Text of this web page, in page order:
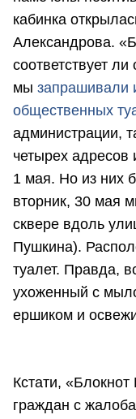
кабинка
Александрова.
соответствует
мы запрашивали
общественных
администрации,
четырех адресов
1 мая. Но из них
вторник, 30 мая
сквере вдоль
Пушкина).
туалет. Правда,
ухоженный с
ершиком и
Кстати,
граждан с